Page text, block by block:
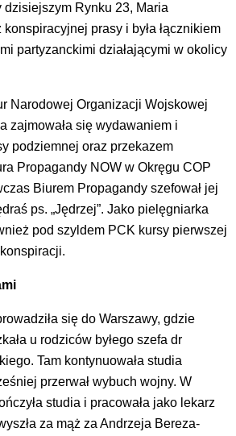
Rynku 23, Maria
konspiracyjnej prasy i była łącznikiem
partyzanckimi działającymi w okolicy
Narodowej Organizacji Wojskowej
zajmowała się wydawaniem i
podziemnej oraz przekazem
Propagandy NOW w Okręgu COP
Biurem Propagandy szefował jej
ps. „Jędrzej”. Jako pielęgniarka
pod szyldem PCK kursy pierwszej
się do Warszawy, gdzie
u rodziców byłego szefa dr
Tam kontynuowała studia
przerwał wybuch wojny. W
studia i pracowała jako lekarz
za mąż za Andrzeja Bereza-